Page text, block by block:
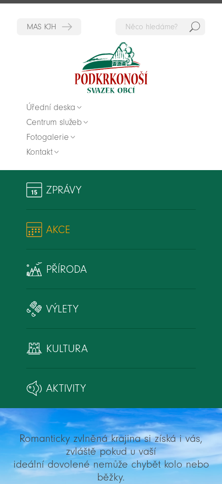
Úřední deska
Centrum služeb
Fotogalerie
Kontakt
ZPRÁVY
AKCE
PŘÍRODA
VÝLETY
KULTURA
AKTIVITY
Romanticky zvlněná krajina si získá i vás,
zvláště pokud u vaší
ideální dovolené nemůže chybět kolo nebo
běžky.